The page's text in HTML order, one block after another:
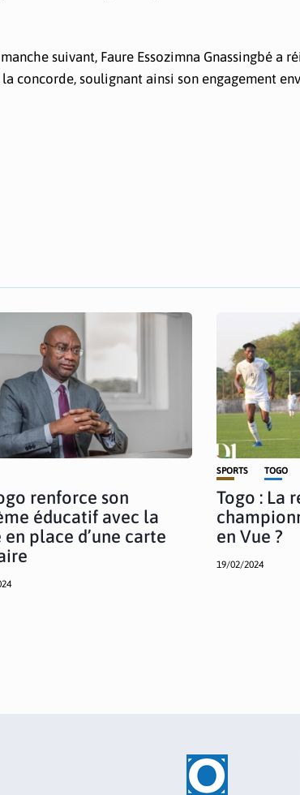
suivant, Faure Essozimna Gnassingbé a
concorde, soulignant ainsi son engagement
renforce son
éducatif avec la
en place d’une carte
SPORTS TOGO
Togo : La
en Vue ?
19/02/2024